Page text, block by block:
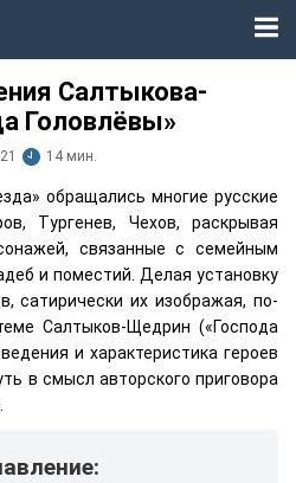
Салтыкова-
Головлёвы»
14 мин.
обращались многие русские
Тургенев, Чехов, раскрывая
связанные с семейным
и поместий. Делая установку
сатирически их изображая, по-
Салтыков-Щедрин («Господа
и характеристика героев
в смысл авторского приговора